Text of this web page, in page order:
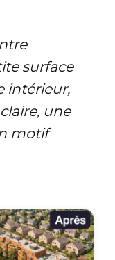
surface
intérieur,
une
motif